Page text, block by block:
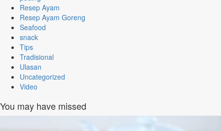
Resep Ayam
Resep Ayam Goreng
Seafood
snack
Tips
Tradisional
Ulasan
Uncategorized
Video
You may have missed